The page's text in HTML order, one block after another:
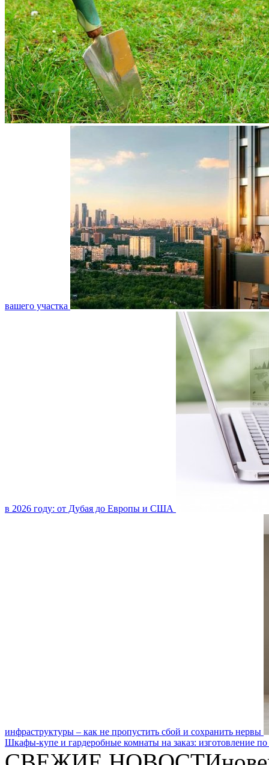
вашего участка
в 2026 году: от Дубая до Европы и США
инфраструктуры – как не пропустить сбой и сохранить нервы
Шкафы-купе и гардеробные комнаты на заказ: изготовление по